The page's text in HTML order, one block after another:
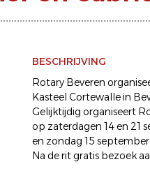
BESCHRIJVING
Rotary Beveren
Kasteel Cortewalle in
Gelijktijdig organiseert
op zaterdagen 14 en 21
en zondag 15 september
Na de rit gratis bezoek